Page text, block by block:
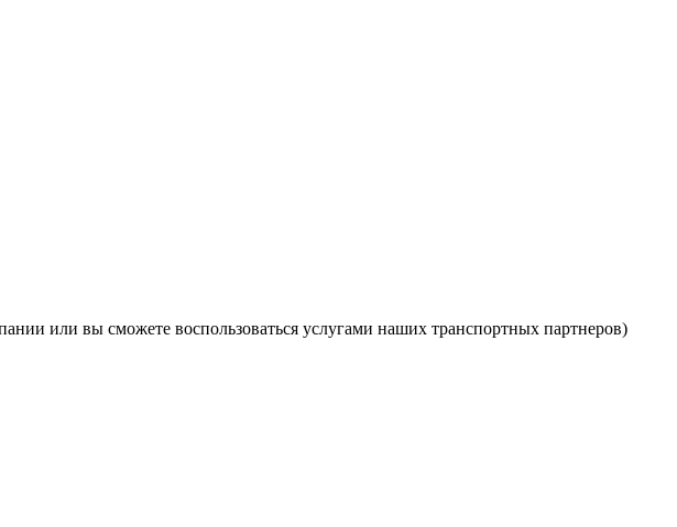
или вы сможете воспользоваться услугами наших транспортных партнеров)